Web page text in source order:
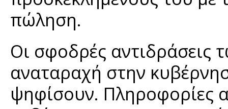
πώληση.
Οι σφοδρές
αναταραχή στην
ψηφίσουν. Πληροφορίες